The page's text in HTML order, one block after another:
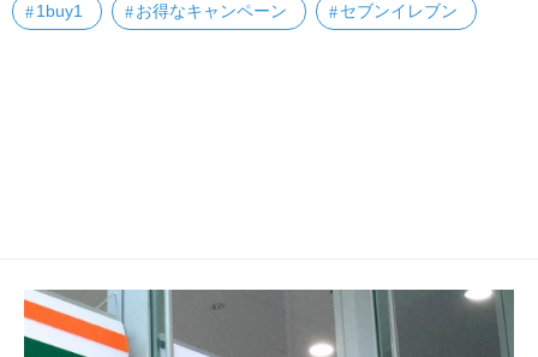
1buy1 お得なキャンペーン セブンイレブン